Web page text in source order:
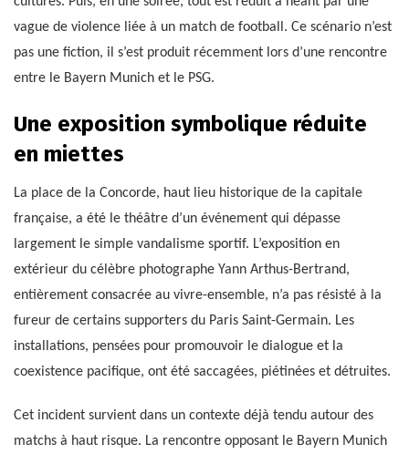
vague de violence liée à un match de football. Ce scénario n’est
pas une fiction, il s’est produit récemment lors d’une rencontre
entre le Bayern Munich et le PSG.
Une exposition symbolique réduite
en miettes
La place de la Concorde, haut lieu historique de la capitale
française, a été le théâtre d’un événement qui dépasse
largement le simple vandalisme sportif. L’exposition en
extérieur du célèbre photographe Yann Arthus-Bertrand,
entièrement consacrée au vivre-ensemble, n’a pas résisté à la
fureur de certains supporters du Paris Saint-Germain. Les
installations, pensées pour promouvoir le dialogue et la
coexistence pacifique, ont été saccagées, piétinées et détruites.
Cet incident survient dans un contexte déjà tendu autour des
matchs à haut risque. La rencontre opposant le Bayern Munich